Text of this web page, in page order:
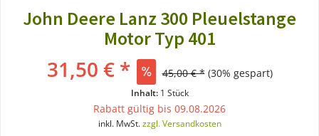
John Deere Lanz 300 Pleuelstange
Motor Typ 401
31,50 € * 45,00 € * (30% gespart)
Inhalt: 1 Stück
Rabatt gültig bis 09.08.2026
inkl. MwSt.zzgl. Versandkosten